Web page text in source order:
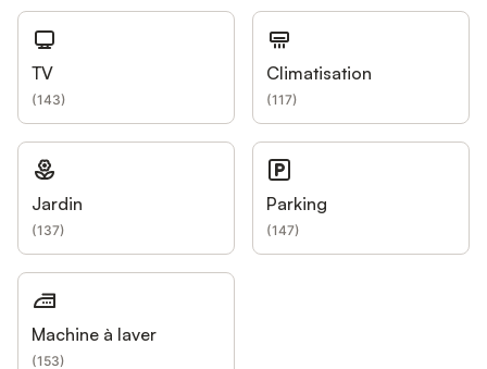
TV
(143)
Climatisation
(117)
Jardin
(137)
Parking
(147)
Machine à laver
(153)